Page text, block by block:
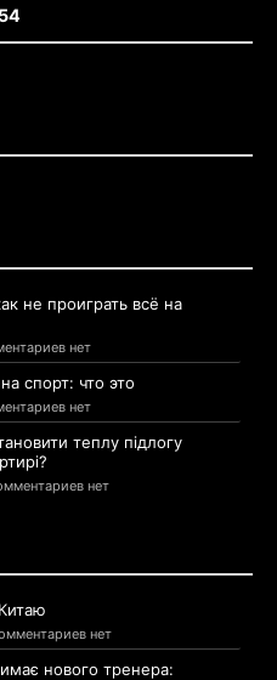
не проиграть всё на
нет
спорт: что это
нет
теплу підлогу
нет
нет
нового тренера: